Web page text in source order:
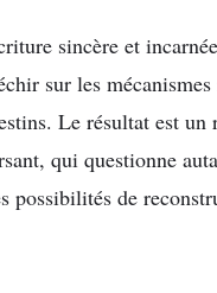
sincère et
sur les
Le résultat est un
qui questionne
possibilités de